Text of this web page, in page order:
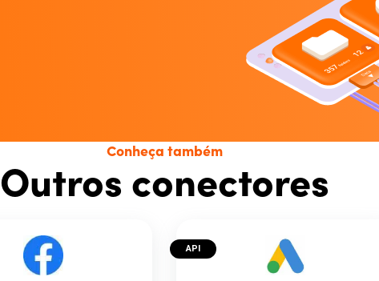
Conheça também
Outros conectores
API